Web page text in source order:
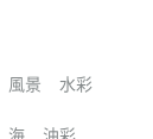
風景 水彩
海 油彩